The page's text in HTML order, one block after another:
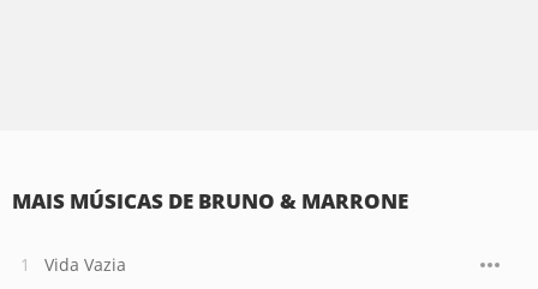
MAIS MÚSICAS DE BRUNO & MARRONE
Vida Vazia